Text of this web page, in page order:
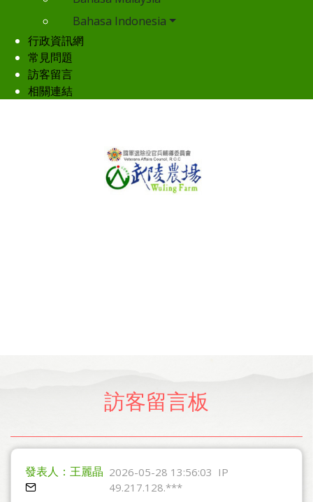
Bahasa Indonesia
行政資訊網
常見問題
訪客留言
相關連結
訪客留言板
發表人：王麗晶 2026-05-28 13:56:03 IP
49.217.128.***